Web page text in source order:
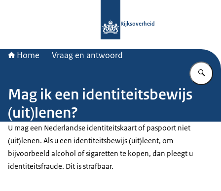
Rijksoverheid
Home Vraag en antwoord
Mag ik een identiteitsbewijs
(uit)lenen?
U mag een Nederlandse identiteitskaart of paspoort niet
(uit)lenen. Als u een identiteitsbewijs (uit)leent, om
bijvoorbeeld alcohol of sigaretten te kopen, dan pleegt u
identiteitsfraude. Dit is strafbaar.